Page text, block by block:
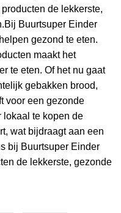
de lekkerste,
Buurtsuper Einder
gezond te eten.
maakt het
te eten. Of het nu gaat
gebakken brood,
voor een gezonde
lokaal te kopen de
wat bijdraagt aan een
bij Buurtsuper Einder
de lekkerste, gezonde